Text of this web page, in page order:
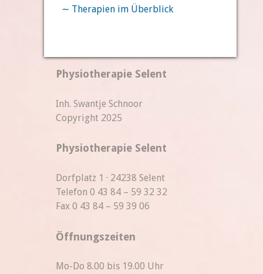
∼ Therapien im Überblick
Physiotherapie Selent
Inh. Swantje Schnoor
Copyright 2025
Physiotherapie Selent
Dorfplatz 1 · 24238 Selent
Telefon 0 43 84 – 59 32 32
Fax 0 43 84 – 59 39 06
Öffnungszeiten
Mo-Do 8.00 bis 19.00 Uhr